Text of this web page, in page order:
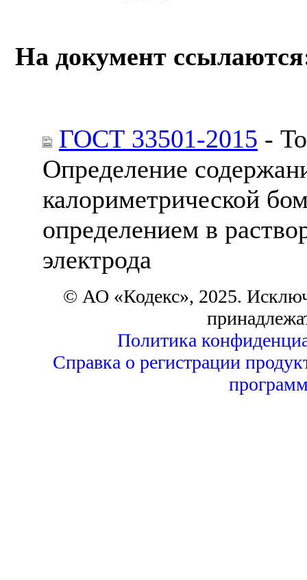
На документ
ГОСТ 33501-2015 -
Определение
калориметрической
определением в
электрода
© АО «Кодекс», 2025.
Политика
Справка о регистрации